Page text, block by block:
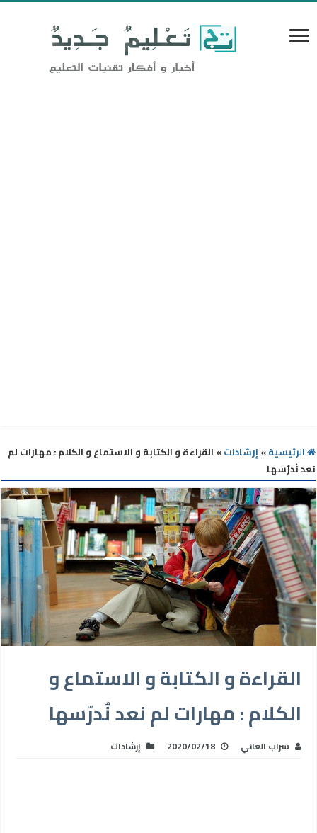
الرئيسية» إرشادات» القراءة و الكتابة و الاستماع و الكلام : مهارات لم
نعد نُدرّسها
القراءة و الكتابة و الاستماع و
الكلام : مهارات لم نعد نُدرّسها
سراب العاني 2020/02/18 إرشادات